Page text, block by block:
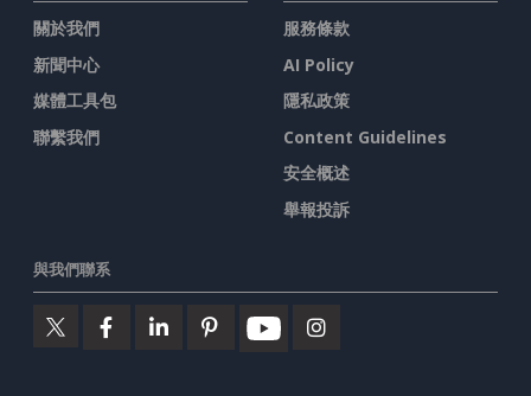
關於我們
新聞中心
媒體工具包
聯繫我們
服務條款
AI Policy
隱私政策
Content Guidelines
安全概述
舉報投訴
與我們聯系